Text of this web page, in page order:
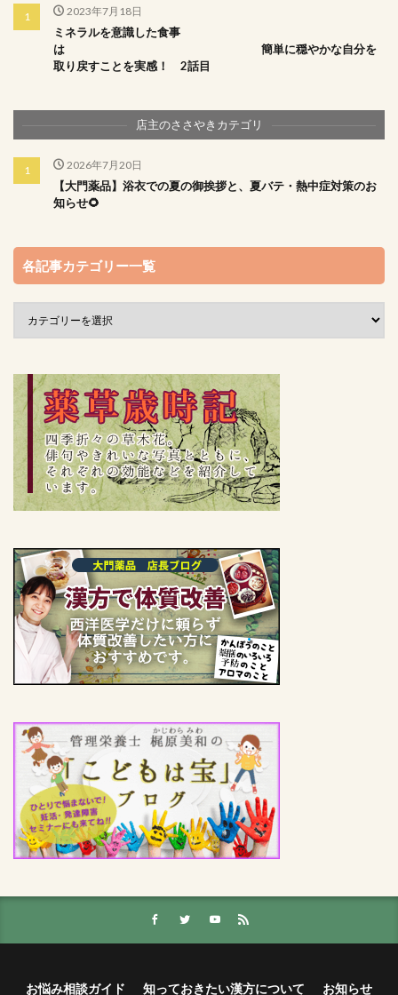
2023年7月18日
ミネラルを意識した食事
は 簡単に穏やかな自分を
取り戻すことを実感！ 2話目
店主のささやきカテゴリ
2026年7月20日
【大門薬品】浴衣での夏の御挨拶と、夏バテ・熱中症対策のお
知らせ🌻
各記事カテゴリー一覧
お悩み相談ガイド 知っておきたい漢方について お知らせ